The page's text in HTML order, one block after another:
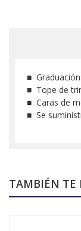
■
■ Tope de
■ Caras de
■ Se
TAMBIÉN TE